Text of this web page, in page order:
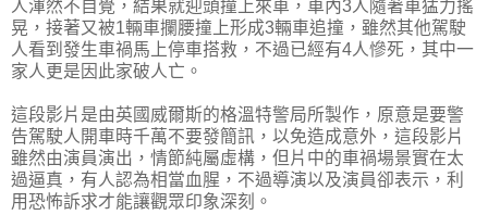
人渾然不自覺，結果就迎頭撞上來車，車內3人隨著車猛力搖
晃，接著又被1輛車攔腰撞上形成3輛車追撞，雖然其他駕駛
人看到發生車禍馬上停車搭救，不過已經有4人慘死，其中一
家人更是因此家破人亡。
這段影片是由英國威爾斯的格溫特警局所製作，原意是要警
告駕駛人開車時千萬不要發簡訊，以免造成意外，這段影片
雖然由演員演出，情節純屬虛構，但片中的車禍場景實在太
過逼真，有人認為相當血腥，不過導演以及演員卻表示，利
用恐怖訴求才能讓觀眾印象深刻。